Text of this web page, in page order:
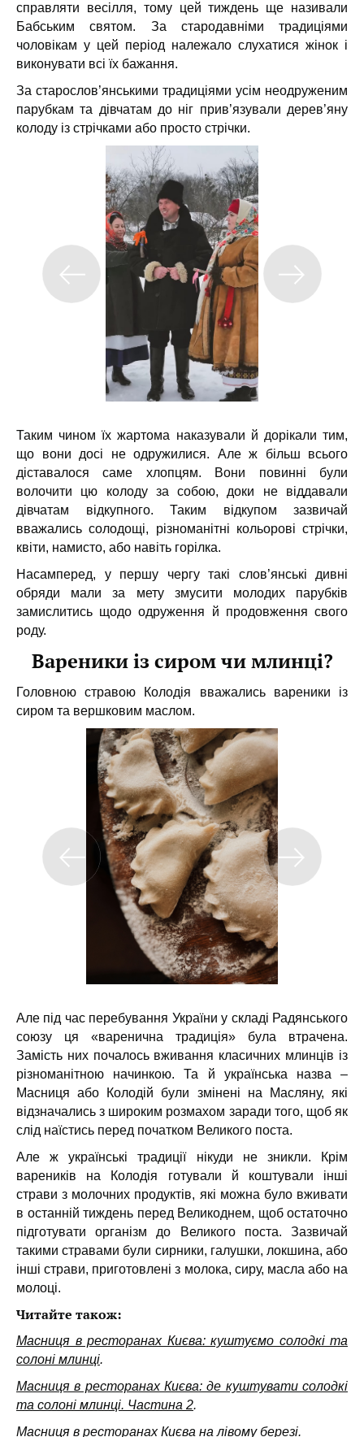
справляти весілля, тому цей тиждень ще називали
Бабським святом. За стародавніми традиціями
чоловікам у цей період належало слухатися жінок і
виконувати всі їх бажання.
За старослов’янськими традиціями усім неодруженим
парубкам та дівчатам до ніг прив’язували дерев’яну
колоду із стрічками або просто стрічки.
Таким чином їх жартома наказували й дорікали тим,
що вони досі не одружилися. Але ж більш всього
діставалося саме хлопцям. Вони повинні були
волочити цю колоду за собою, доки не віддавали
дівчатам відкупного. Таким відкупом зазвичай
вважались солодощі, різноманітні кольорові стрічки,
квіти, намисто, або навіть горілка.
Насамперед, у першу чергу такі слов’янські дивні
обряди мали за мету змусити молодих парубків
замислитись щодо одруження й продовження свого
роду.
Вареники із сиром чи млинці?
Головною стравою Колодія вважались вареники із
сиром та вершковим маслом.
Але під час перебування України у складі Радянського
союзу ця «варенична традиція» була втрачена.
Замість них почалось вживання класичних млинців із
різноманітною начинкою. Та й українська назва –
Масниця або Колодій були змінені на Масляну, які
відзначались з широким розмахом заради того, щоб як
слід наїстись перед початком Великого поста.
Але ж українські традиції нікуди не зникли. Крім
вареників на Колодія готували й коштували інші
страви з молочних продуктів, які можна було вживати
в останній тиждень перед Великоднем, щоб остаточно
підготувати організм до Великого поста. Зазвичай
такими стравами були сирники, галушки, локшина, або
інші страви, приготовлені з молока, сиру, масла або на
молоці.
Читайте також:
Масниця в ресторанах Києва: куштуємо солодкі та
солоні млинці.
Масниця в ресторанах Києва: де куштувати солодкі
та солоні млинці. Частина 2.
Масниця в ресторанах Києва на лівому березі.